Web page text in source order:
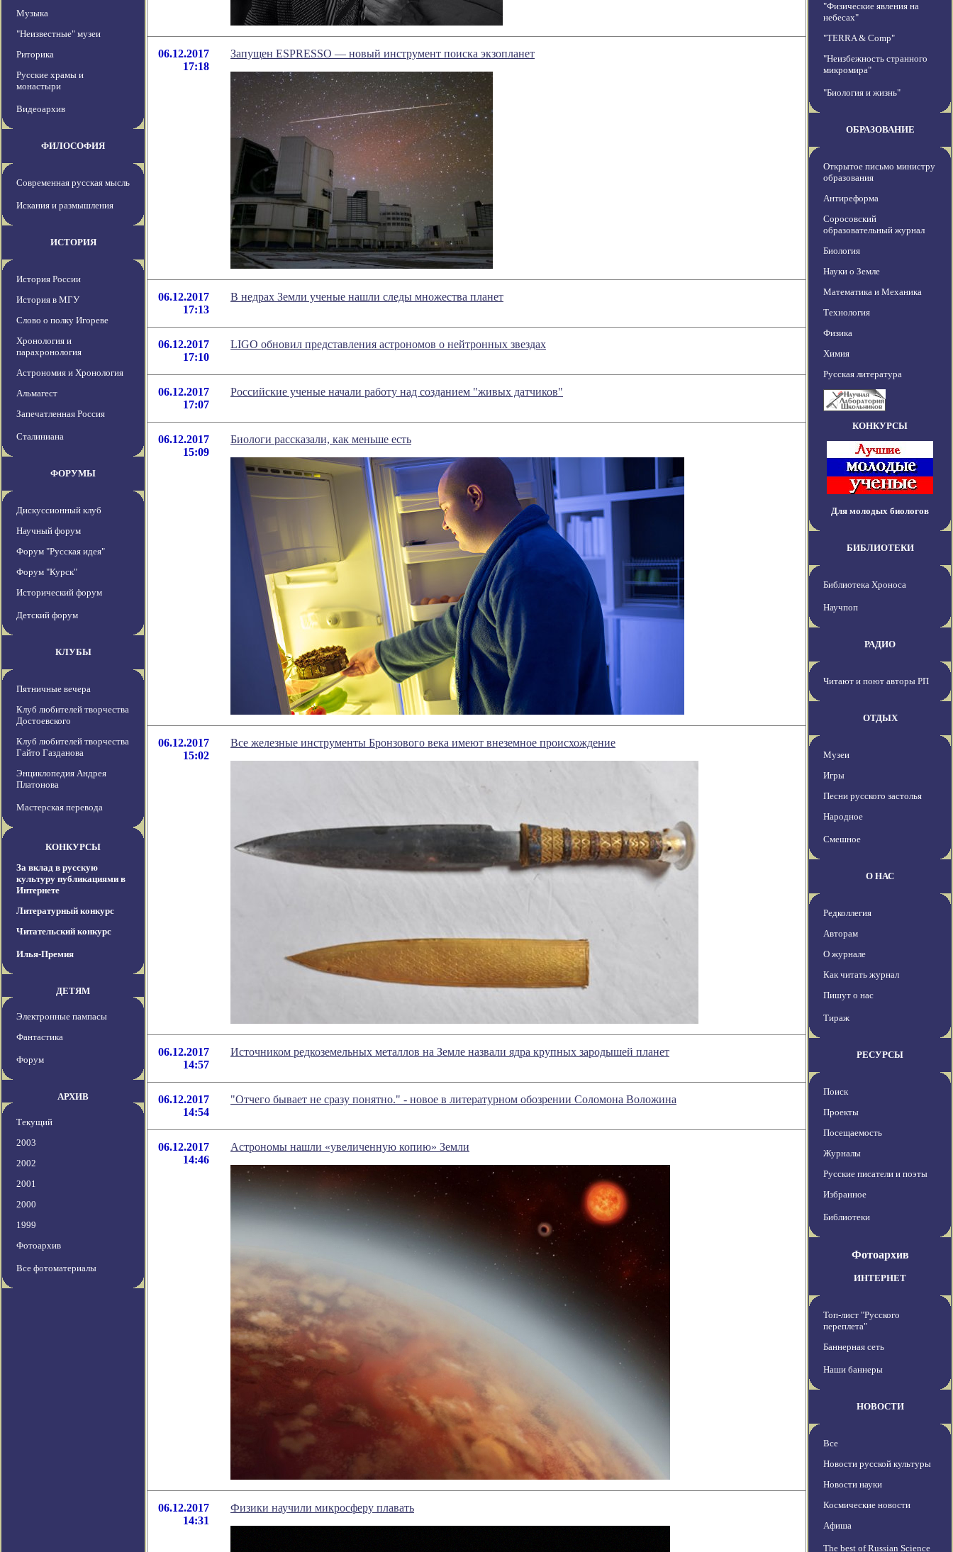
Музыка
"Неизвестные" музеи
Риторика
Русские храмы и
монастыри
Видеоархив
ФИЛОСОФИЯ
Современная русская мысль
Искания и размышления
ИСТОРИЯ
История России
История в МГУ
Слово о полку Игореве
Хронология и
парахронология
Астрономия и Хронология
Альмагест
Запечатленная Россия
Сталиниана
ФОРУМЫ
Дискуссионный клуб
Научный форум
Форум "Русская идея"
Форум "Курск"
Исторический форум
Детский форум
КЛУБЫ
Пятничные вечера
Клуб любителей творчества
Достоевского
Клуб любителей творчества
Гайто Газданова
Энциклопедия Андрея
Платонова
Мастерская перевода
КОНКУРСЫ
За вклад в русскую
культуру публикациями в
Интернете
Литературный конкурс
Читательский конкурс
Илья-Премия
ДЕТЯМ
Электронные пампасы
Фантастика
Форум
АРХИВ
Текущий
2003
2002
2001
2000
1999
Фотоархив
Все фотоматериалы
06.12.2017
17:18
Запущен ESPRESSO — новый инструмент поиска экзопланет
06.12.2017
17:13
В недрах Земли ученые нашли следы множества планет
06.12.2017
17:10
LIGO обновил представления астрономов о нейтронных звездах
06.12.2017
17:07
Российские ученые начали работу над созданием "живых датчиков"
06.12.2017
15:09
Биологи рассказали, как меньше есть
06.12.2017
15:02
Все железные инструменты Бронзового века имеют внеземное происхождение
06.12.2017
14:57
Источником редкоземельных металлов на Земле назвали ядра крупных зародышей планет
06.12.2017
14:54
"Отчего бывает не сразу понятно." - новое в литературном обозрении Соломона Воложина
06.12.2017
14:46
Астрономы нашли «увеличенную копию» Земли
06.12.2017
14:31
Физики научили микросферу плавать
"Физические явления на
небесах"
"TERRA & Comp"
"Неизбежность странного
микромира"
"Биология и жизнь"
ОБРАЗОВАНИЕ
Открытое письмо министру
образования
Антиреформа
Соросовский
образовательный журнал
Биология
Науки о Земле
Математика и Механика
Технология
Физика
Химия
Русская литература
КОНКУРСЫ
Для молодых биологов
БИБЛИОТЕКИ
Библиотека Хроноса
Научпоп
РАДИО
Читают и поют авторы РП
ОТДЫХ
Музеи
Игры
Песни русского застолья
Народное
Смешное
О НАС
Редколлегия
Авторам
О журнале
Как читать журнал
Пишут о нас
Тираж
РЕСУРСЫ
Поиск
Проекты
Посещаемость
Журналы
Русские писатели и поэты
Избранное
Библиотеки
Фотоархив
ИНТЕРНЕТ
Топ-лист "Русского
переплета"
Баннерная сеть
Наши баннеры
НОВОСТИ
Все
Новости русской культуры
Новости науки
Космические новости
Афиша
The best of Russian Science